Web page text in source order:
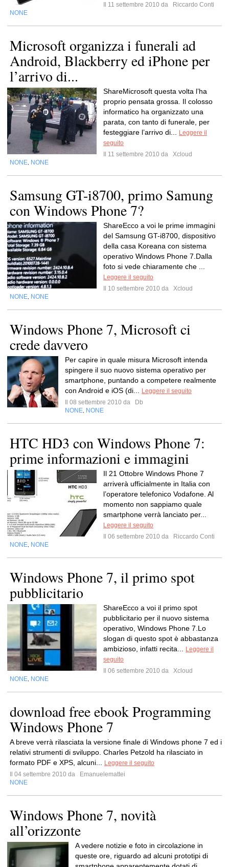
Il 11 settembre 2010 da
Riccardo Conti
NONE
Microsoft organizza i funerali ad
Android, Blackberry ed iPhone per
l’arrivo di...
ShareMicrosoft questa volta l’ha
proprio pensata grossa. Il colosso
informatico ha organizzato una
parata, con tanto di funerale, per
festeggiare l’arrivo di...
Leggere il
seguito
Il 11 settembre 2010 da
Xcloud
NONE NONE
Samsung GT-i8700, primo Samung
con Windows Phone 7?
ShareEcco a voi le prime immagini
del Samsung GT-i8700, dispositivo
della casa Koreana con sistema
operativo Windows Phone 7.Dalla
foto si vede chiaramente che ...
Leggere il seguito
Il 10 settembre 2010 da
Xcloud
NONE NONE
Windows Phone 7, Microsoft ci
crede davvero
Per capire in quale misura Microsoft intenda
spingere il suo nuovo sistema operativo per
smartphone, puntando a competere realmente
con Android e iOS (di...
Leggere il seguito
Il 08 settembre 2010 da
Db
NONE NONE
HTC HD3 con Windows Phone 7:
prime informazioni e immagini
Il 21 Ottobre Windows Phone 7
arriverà ufficialmente in Italia con
l’operatore telefonico Vodafone. Al
momento non sappiamo quale
smartphone verrà lanciato per...
Leggere il seguito
Il 06 settembre 2010 da
Riccardo Conti
NONE NONE
Windows Phone 7, il primo spot
pubblicitario
ShareEcco a voi il primo spot
pubblicitario per il nuovo sistema
operativo, Windows Phone 7.Lo
slogan di questo spot è abbastanza
ambizioso, infatti recita...
Leggere il
seguito
Il 06 settembre 2010 da
Xcloud
NONE NONE
download free ebook Programming
Windows Phone 7
A breve verrà rilasciata la versione finale di Windows phone 7 ed i
relativi strumenti di sviluppo. Charles Petzold ha rilasciato in
formato PDF e XPS, alcuni...
Leggere il seguito
Il 04 settembre 2010 da
Emanuelemattei
NONE
Windows Phone 7, novità
all’orizzonte
A vedere notizie e foto in circolazione in
queste ore, riguardo ad alcuni prototipi di